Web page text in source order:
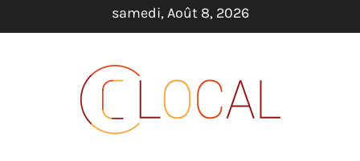
samedi, Août 8, 2026